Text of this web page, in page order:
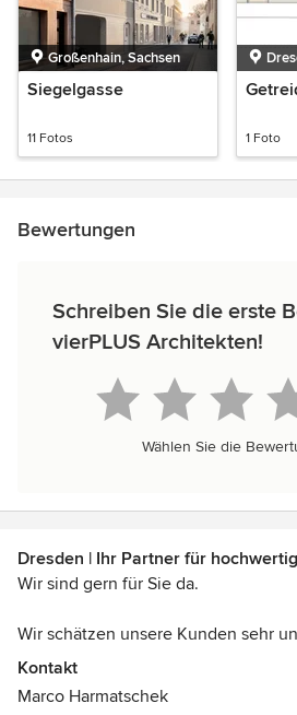
Großenhain, Sachsen
Siegelgasse
11 Fotos 1 Foto
Bewertungen
Schreiben Sie die erste
vierPLUS Architekten!
Wählen Sie die
Dresden | Ihr Partner für
Wir sind gern für Sie da.
Wir schätzen unsere Kunden sehr
wir Sie zu einem Erstgespräch in
Standort Dresden begrüßen dürfen.
Kontakt
Marco Harmatschek